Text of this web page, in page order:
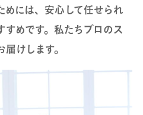
めには、安心して任せられ
すめです。私たちプロのス
けします。